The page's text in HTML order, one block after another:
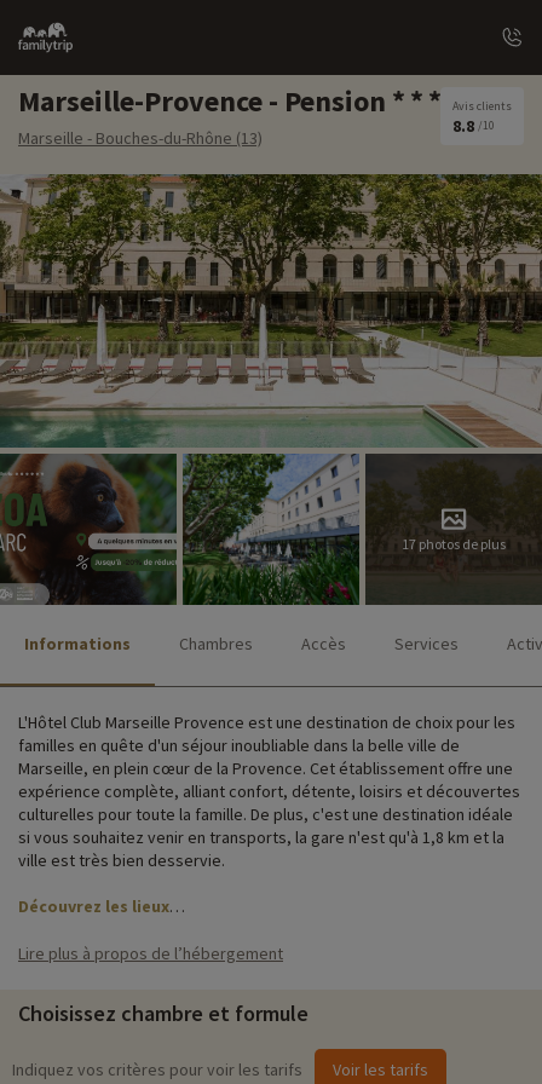
Family
trip
Marseille-Provence - Pension
Marseille - Bouches-du-Rhône (13)
Avis clients
8.8 /10
17 photos de plus
Informations Chambres Accès Services
L'Hôtel Club Marseille Provence est une destination de choix pour les
familles en quête d'un séjour inoubliable dans la belle ville de
Marseille, en plein cœur de la Provence. Cet établissement offre une
expérience complète, alliant confort, détente, loisirs et découvertes
culturelles pour toute la famille. De plus, c'est une destination idéale
si vous souhaitez venir en transports, la gare n'est qu'à 1,8 km et la
ville est très bien desservie.
Découvrez les lieux
Les familles apprécieront les nombreuses installations proposées
que d'une laverie.
L'hôtel propose une gamme d'hébergements adaptés aux besoins
Lire plus à propos de l’hébergement
Choisissez chambre et formule
Indiquez vos critères pour voir les tarifs Voir les tarifs